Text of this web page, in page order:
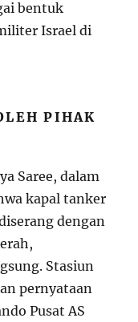
bentuk
Israel di
PIHAK
Saree, dalam
kapal tanker
dengan
Stasiun
pernyataan
Pusat AS